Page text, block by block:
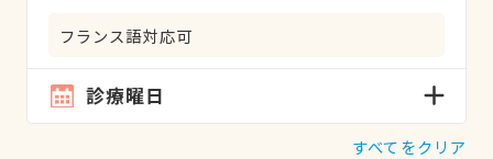
フランス語対応可
診療曜日
すべてをクリア